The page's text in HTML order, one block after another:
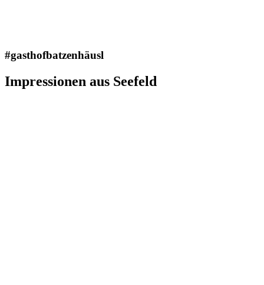
#gasthofbatzenhäusl
Impressionen aus Seefeld